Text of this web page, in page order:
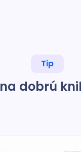
Tip
na dobrú